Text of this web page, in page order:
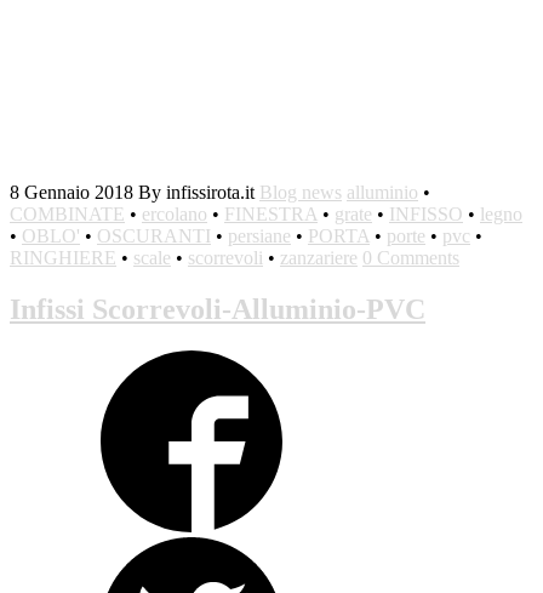
8 Gennaio 2018 By infissirota.it Blog news alluminio •
COMBINATE • ercolano • FINESTRA • grate • INFISSO • legno
• OBLO' • OSCURANTI • persiane • PORTA • porte • pvc •
RINGHIERE • scale • scorrevoli • zanzariere 0 Comments
Infissi Scorrevoli-Alluminio-PVC